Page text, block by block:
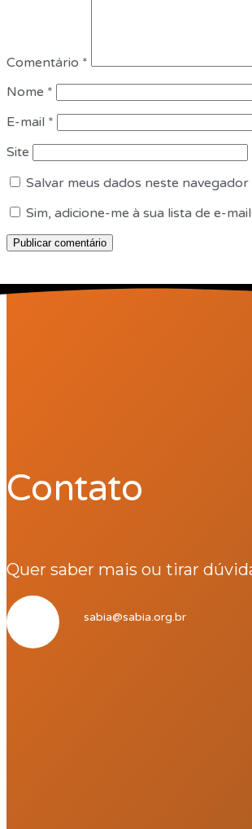
Comentário *
Nome *
E-mail *
Site
Salvar meus dados neste
Sim, adicione-me à sua lista de e-
Contato
Quer saber mais ou tirar
sabia@sabia.org.br